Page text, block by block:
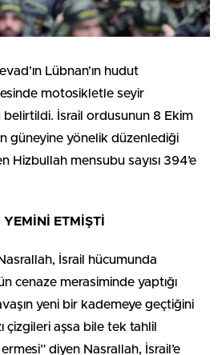
Lübnan’ın hudut
motosikletle seyir
İsrail ordusunun 8 Ekim
güneyine yönelik düzenlediği
Hizbullah mensubu sayısı 394’e
ETMİŞTİ
İsrail hücumunda
cenaze merasiminde yaptığı
yeni bir kademeye geçtiğini
çizgileri aşsa bile tek tahlil
diyen Nasrallah, İsrail’e